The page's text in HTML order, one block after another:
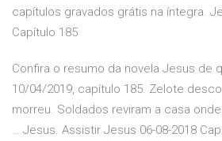
capítulos gravados grátis na íntegra.
Capítulo 185
Confira o resumo da novela Jesus de
10/04/2019, capítulo 185. Zelote
morreu. Soldados reviram a casa
… Jesus. Assistir Jesus 06-08-2018